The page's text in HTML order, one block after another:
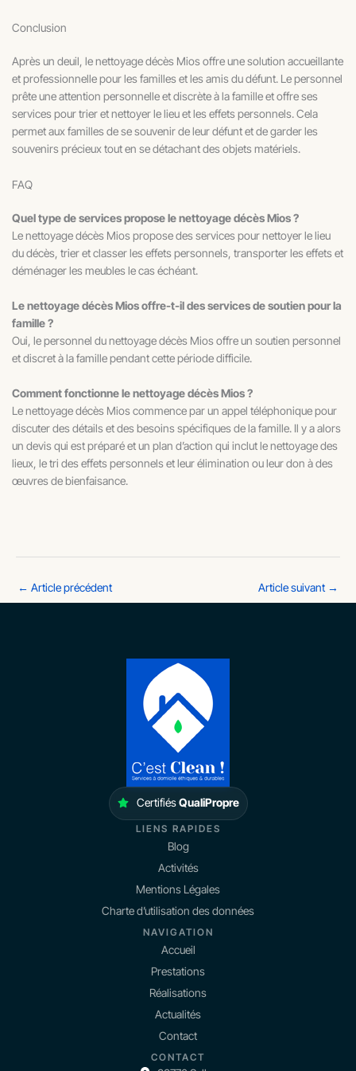
Conclusion
Après un deuil, le nettoyage décès Mios offre une solution accueillante
et professionnelle pour les familles et les amis du défunt. Le personnel
prête une attention personnelle et discrète à la famille et offre ses
services pour trier et nettoyer le lieu et les effets personnels. Cela
permet aux familles de se souvenir de leur défunt et de garder les
souvenirs précieux tout en se détachant des objets matériels.
FAQ
Quel type de services propose le nettoyage décès Mios ?
Le nettoyage décès Mios propose des services pour nettoyer le lieu
du décès, trier et classer les effets personnels, transporter les effets et
déménager les meubles le cas échéant.
Le nettoyage décès Mios offre-t-il des services de soutien pour la
famille ?
Oui, le personnel du nettoyage décès Mios offre un soutien personnel
et discret à la famille pendant cette période difficile.
Comment fonctionne le nettoyage décès Mios ?
Le nettoyage décès Mios commence par un appel téléphonique pour
discuter des détails et des besoins spécifiques de la famille. Il y a alors
un devis qui est préparé et un plan d’action qui inclut le nettoyage des
lieux, le tri des effets personnels et leur élimination ou leur don à des
œuvres de bienfaisance.
← Article précédent Article suivant →
CertifiésQualiPropre
LIENS RAPIDES
Blog
Activités
Mentions Légales
Charte d’utilisation des données
NAVIGATION
Accueil
Prestations
Réalisations
Actualités
Contact
CONTACT